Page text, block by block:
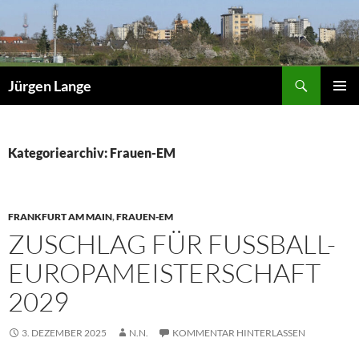
Inhalt
springen
Jürgen Lange
Kategoriearchiv: Frauen-EM
FRANKFURT AM MAIN,FRAUEN-EM
ZUSCHLAG FÜR FUSSBALL-E
UROPAMEISTERSCHAFT 2
029
3. DEZEMBER 2025 N.N. KOMMENTAR HINTERLASSEN